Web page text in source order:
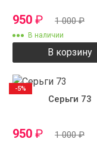
950 ₽ 1 000₽
В наличии
В корзину
Серьги 73
950 ₽ 1 000₽
-5%